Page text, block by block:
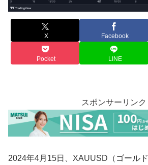
X Facebook
Pocket LINE
スポンサーリンク
2024年4月15日、XAUUSD（ゴール